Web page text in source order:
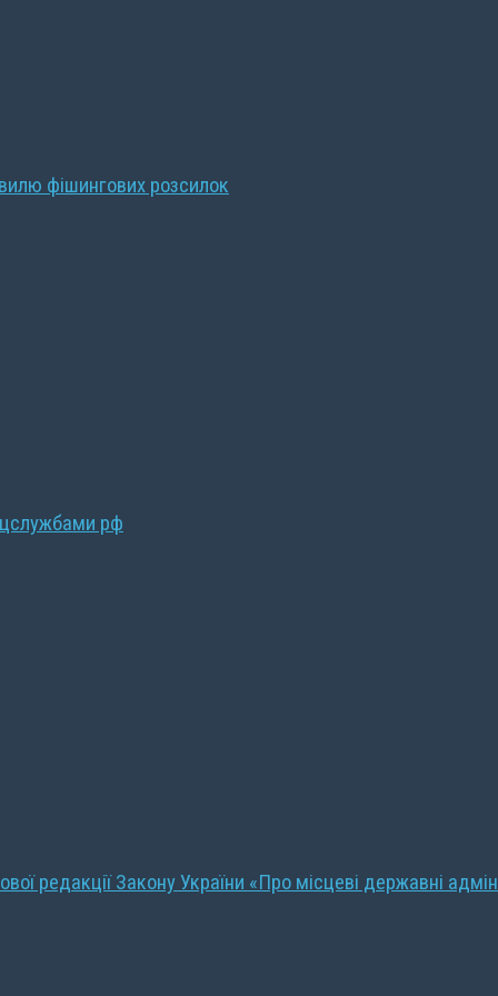
фішингових розсилок
рф
редакції Закону України «Про місцеві державні